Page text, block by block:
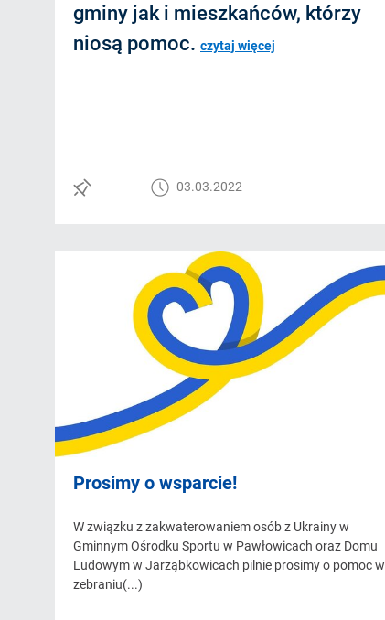
gminy jak i mieszkańców, którzy
niosą pomoc. czytaj więcej
03.03.2022
Prosimy o wsparcie!
W związku z zakwaterowaniem osób z Ukrainy w
Gminnym Ośrodku Sportu w Pawłowicach oraz Domu
Ludowym w Jarząbkowicach pilnie prosimy o pomoc w
zebraniu(...)